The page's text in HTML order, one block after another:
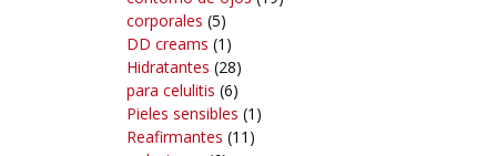
corporales (5)
DD creams (1)
Hidratantes (28)
para celulitis (6)
Pieles sensibles (1)
Reafirmantes (11)